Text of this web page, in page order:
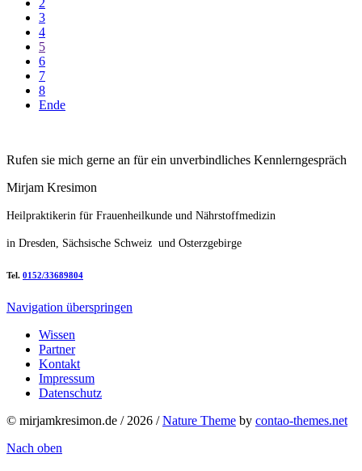
2
3
4
5
6
7
8
Ende
Rufen sie mich gerne an für ein unverbindliches Kennlerngespräch
Mirjam Kresimon
Heilpraktikerin für Frauenheilkunde und Nährstoffmedizin
in Dresden, Sächsische Schweiz und Osterzgebirge
Tel. 0152/33689804
Navigation überspringen
Wissen
Partner
Kontakt
Impressum
Datenschutz
© mirjamkresimon.de / 2026 /Nature Theme by contao-themes.net
Nach oben